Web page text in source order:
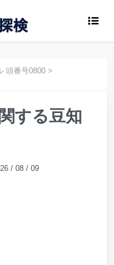
頭番号0800 >
する豆知
/ 08 / 09